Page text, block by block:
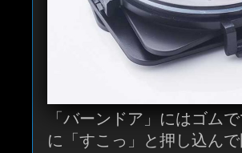
「バーンドア」にはゴム
に「すこっ」と押し込ん